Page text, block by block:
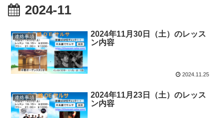
2024-11
連絡事項
2024年11月30日（土）のレッス
ン内容
2024.11.25
連絡事項
2024年11月23日（土）のレッス
ン内容